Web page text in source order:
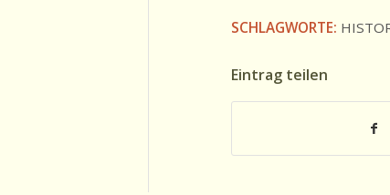
SCHLAGWORTE:
Eintrag teilen